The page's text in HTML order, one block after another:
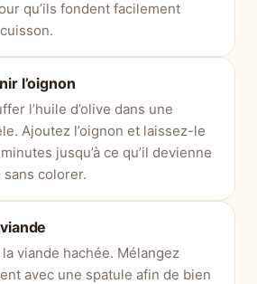
qu’ils fondent facilement
l’oignon
l’huile d’olive dans une
Ajoutez l’oignon et laissez-le
jusqu’à ce qu’il devienne
colorer.
viande hachée. Mélangez
avec une spatule afin de bien